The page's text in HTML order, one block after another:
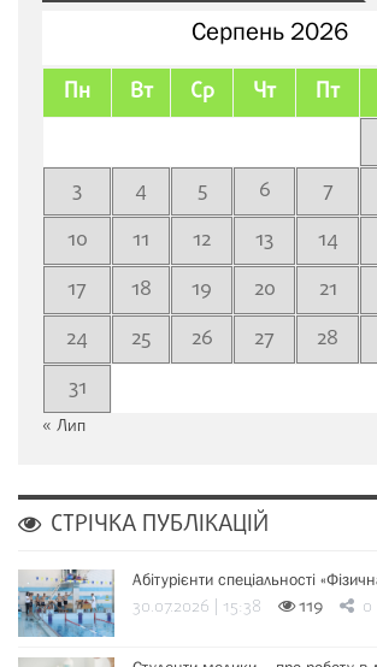
Серпень 2026
Пн Вт Ср Чт Пт
3
4 5 6 7
10
11 12 13 14
17
18 19 20 21
24
25 26 27 28
31
« Лип
СТРІЧКА ПУБЛІКАЦІЙ
Абітурієнти спеціальності
30.07.2026 | 15:38 119 0